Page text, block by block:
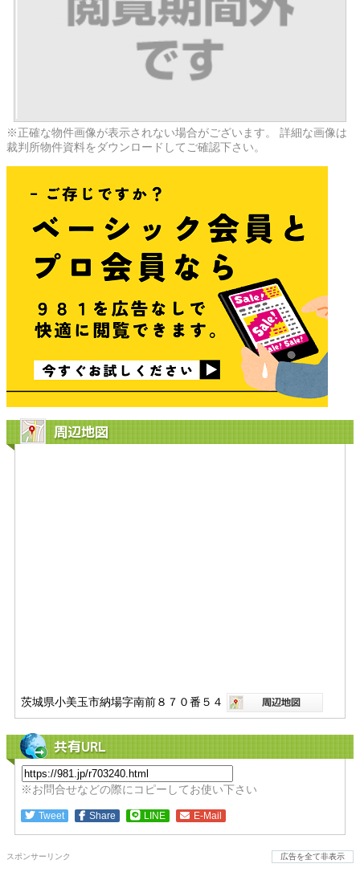
※正確な物件画像が表示されない場合がございます。 詳細な画像は
裁判所物件資料をダウンロードしてご確認下さい。
周辺地図
茨城県小美玉市納場字南前８７０番５４
共有URL
※お問合せなどの際にコピーしてお使い下さい
Tweet Share LINE E-Mail
スポンサーリンク 広告を全て非表示